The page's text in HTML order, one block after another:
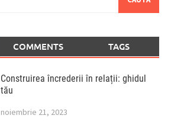
COMMENTS TAGS
Construirea încrederii în relații: ghidul
tău
noiembrie 21, 2023